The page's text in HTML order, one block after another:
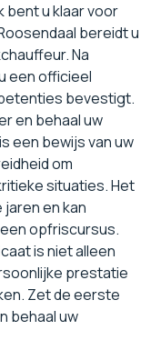
u klaar voor
bereidt u
Na
een officieel
bevestigt.
en behaal uw
een bewijs van uw
om
situaties. Het
en kan
opfriscursus.
is niet alleen
prestatie
Zet de eerste
behaal uw